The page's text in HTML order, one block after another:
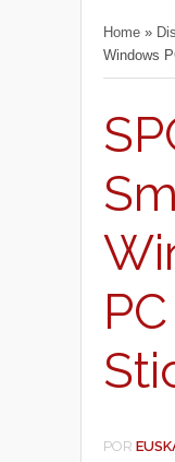
Home »
Windows
POR